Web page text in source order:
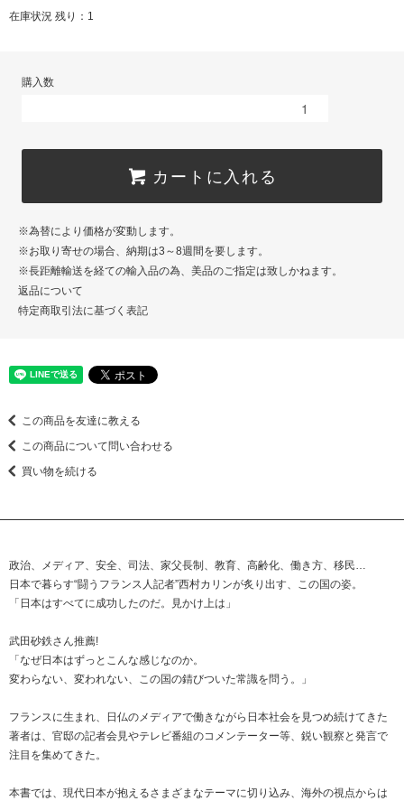
在庫状況 残り：1
購入数
カートに入れる
※為替により価格が変動します。
※お取り寄せの場合、納期は3～8週間を要します。
※長距離輸送を経ての輸入品の為、美品のご指定は致しかねます。
返品について
特定商取引法に基づく表記
この商品を友達に教える
この商品について問い合わせる
買い物を続ける
政治、メディア、安全、司法、家父長制、教育、高齢化、働き方、移民…
日本で暮らす“闘うフランス人記者”西村カリンが炙り出す、この国の姿。
「日本はすべてに成功したのだ。見かけ上は」
武田砂鉄さん推薦!
「なぜ日本はずっとこんな感じなのか。
変わらない、変われない、この国の錆びついた常識を問う。」
フランスに生まれ、日仏のメディアで働きながら日本社会を見つめ続けてきた
著者は、官邸の記者会見やテレビ番組のコメンテーター等、鋭い観察と発言で
注目を集めてきた。
本書では、現代日本が抱えるさまざまなテーマに切り込み、海外の視点からは